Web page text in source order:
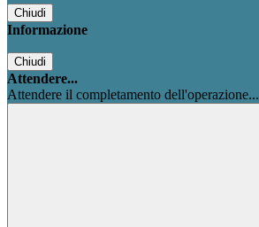
Chiudi
Informazione
Chiudi
Attendere...
Attendere il completamento dell'operazione...